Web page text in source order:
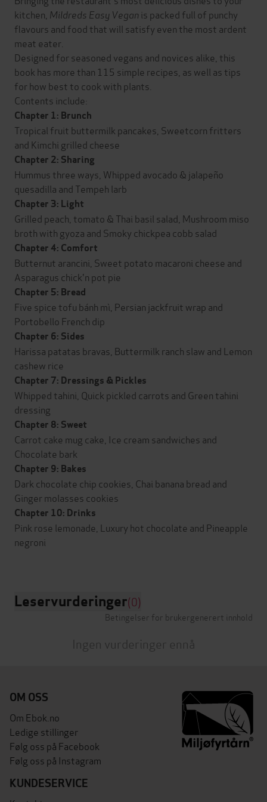
kitchen, Mildreds Easy Vegan is packed full of punchy
flavours and food that will satisfy even the most ardent
meat eater.
Designed for seasoned vegans and novices alike, this
book has more than 115 simple recipes, as well as tips
for how best to cook with plants.
Contents include:
Chapter 1: Brunch
Tropical fruit buttermilk pancakes, Sweetcorn fritters
and Kimchi grilled cheese
Chapter 2: Sharing
Hummus three ways, Whipped avocado & jalapeño
quesadilla and Tempeh larb
Chapter 3: Light
Grilled peach, tomato & Thai basil salad, Mushroom miso
broth with gyoza and Smoky chickpea cobb salad
Chapter 4: Comfort
Butternut arancini, Sweet potato macaroni cheese and
Asparagus chick'n pot pie
Chapter 5: Bread
Five spice tofu bánh mì, Persian jackfruit wrap and
Portobello French dip
Chapter 6: Sides
Harissa patatas bravas, Buttermilk ranch slaw and Lemon
cashew rice
Chapter 7: Dressings & Pickles
Whipped tahini, Quick pickled carrots and Green tahini
dressing
Chapter 8: Sweet
Carrot cake mug cake, Ice cream sandwiches and
Chocolate bark
Chapter 9: Bakes
Dark chocolate chip cookies, Chai banana bread and
Ginger molasses cookies
Chapter 10: Drinks
Pink rose lemonade, Luxury hot chocolate and Pineapple
negroni
Leservurderinger(0)
Betingelser for brukergenerert innhold
Ingen vurderinger ennå
OM OSS
Om Ebok.no
Ledige stillinger
Følg oss på Facebook
Følg oss på Instagram
KUNDESERVICE